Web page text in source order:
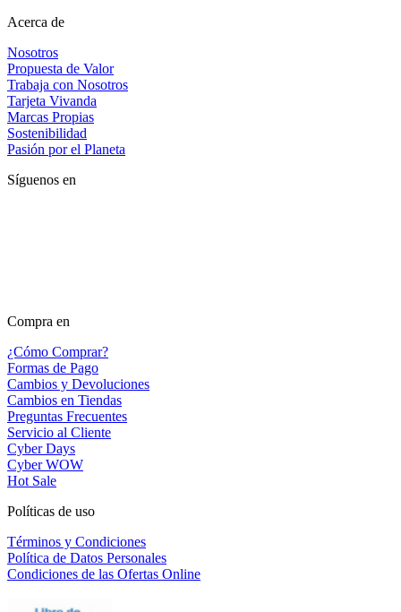
Acerca de
Nosotros
Propuesta de Valor
Trabaja con Nosotros
Tarjeta Vivanda
Marcas Propias
Sostenibilidad
Pasión por el Planeta
Síguenos en
Compra en
¿Cómo Comprar?
Formas de Pago
Cambios y Devoluciones
Cambios en Tiendas
Preguntas Frecuentes
Servicio al Cliente
Cyber Days
Cyber WOW
Hot Sale
Políticas de uso
Términos y Condiciones
Política de Datos Personales
Condiciones de las Ofertas Online